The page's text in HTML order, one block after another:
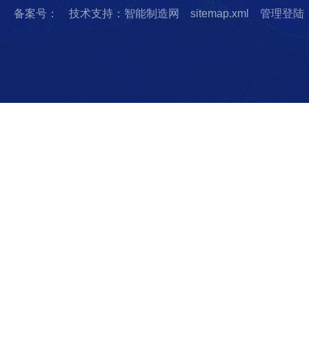
备案号： 技术支持：智能制造网 sitemap.xml 管理登陆